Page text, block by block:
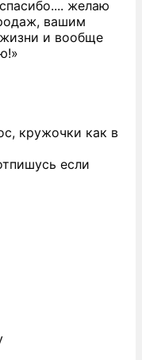
желаю
вашим
и вообще
кружочки как в
если